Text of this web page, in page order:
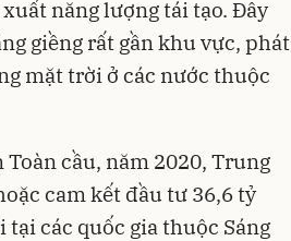
năng lượng tái tạo. Đây
giềng rất gần khu vực, phát
mặt trời ở các nước thuộc
cầu, năm 2020, Trung
cam kết đầu tư 36,6 tỷ
tại các quốc gia thuộc Sáng